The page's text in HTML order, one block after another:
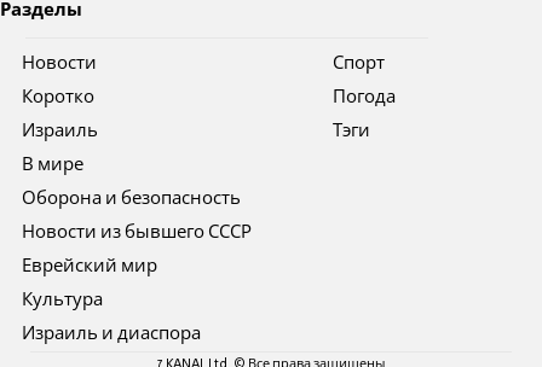
Разделы
Новости
Коротко
Израиль
В мире
Оборона и безопасность
Новости из бывшего СССР
Еврейский мир
Культура
Израиль и диаспора
Спорт
Погода
Тэги